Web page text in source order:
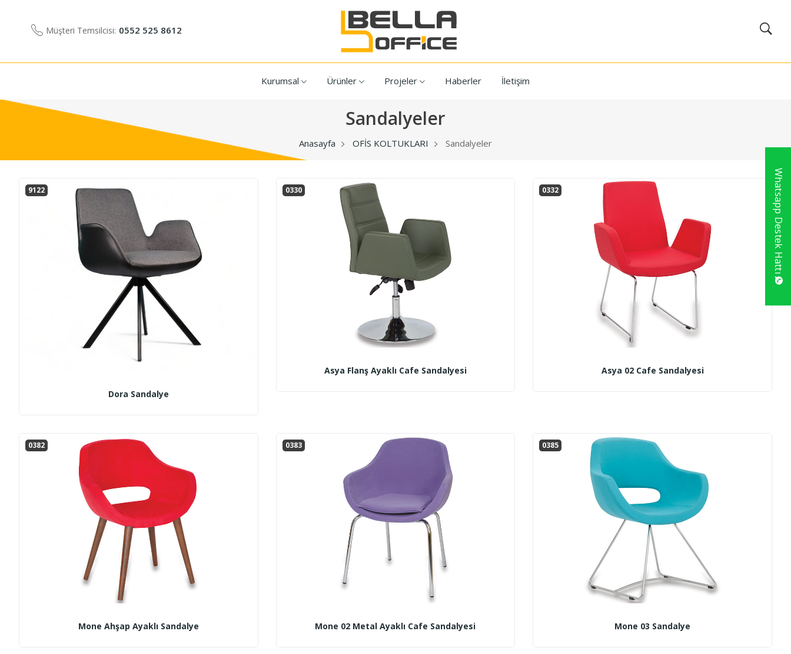
Müşteri Temsilcisi: 0552 525 8612
Kurumsal Ürünler Projeler Haberler İletişim
Sandalyeler
Anasayfa OFİS KOLTUKLARI Sandalyeler
9122
Dora Sandalye
0330
Asya Flanş Ayaklı Cafe Sandalyesi
0332
Asya 02 Cafe Sandalyesi
0382
Mone Ahşap Ayaklı Sandalye
0383
Mone 02 Metal Ayaklı Cafe Sandalyesi
0385
Mone 03 Sandalye
Whatsapp Destek Hattı